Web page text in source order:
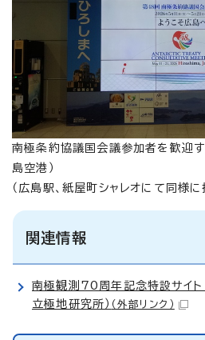
南極条約協議国会議参加者を歓迎す
島空港）
（広島駅、紙屋町シャレオにて同様に
関連情報
南極観測70周年記念特設サイ
立極地研究所） （外部リンク）